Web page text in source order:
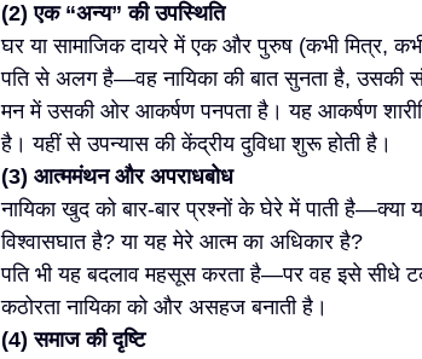
(2) एक “अन्य” की उपस्थिति
घर या सामाजिक दायरे में एक और पुरुष (कभी मित्र,
पति से अलग है—वह नायिका की बात सुनता है, उसकी
मन में उसकी ओर आकर्षण पनपता है। यह आकर्षण
है। यहीं से उपन्यास की केंद्रीय दुविधा शुरू होती है।
(3) आत्ममंथन और अपराधबोध
नायिका खुद को बार-बार प्रश्नों के घेरे में पाती
विश्वासघात है? या यह मेरे आत्म का अधिकार है?
पति भी यह बदलाव महसूस करता है—पर वह इसे सीधे
कठोरता नायिका को और असहज बनाती है।
(4) समाज की दृष्टि